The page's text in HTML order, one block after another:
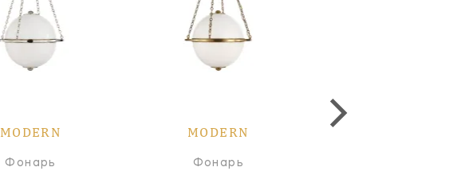
MODERN
Фонарь
MODERN
Фонарь